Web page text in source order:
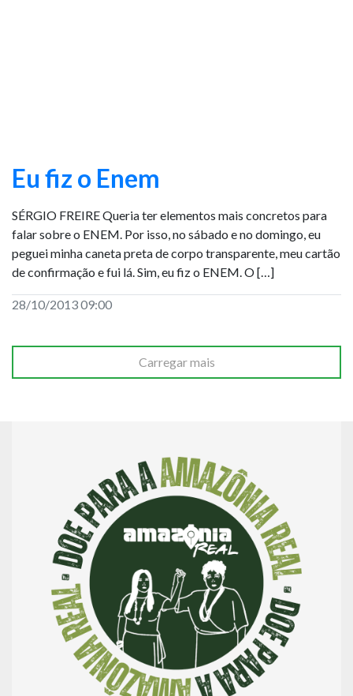
Eu fiz o Enem
SÉRGIO FREIRE Queria ter elementos mais concretos para
falar sobre o ENEM. Por isso, no sábado e no domingo, eu
peguei minha caneta preta de corpo transparente, meu cartão
de confirmação e fui lá. Sim, eu fiz o ENEM. O […]
28/10/2013 09:00
Carregar mais